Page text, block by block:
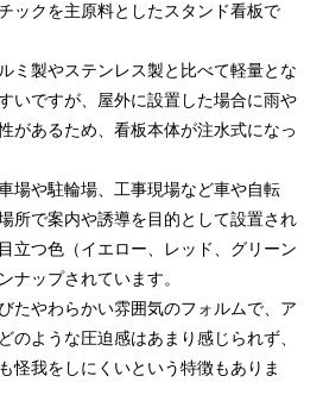
ックを主原料としたスタンド看板で
ミ製やステンレス製と比べて軽量とな
いですが、屋外に設置した場合に雨や
があるため、看板本体が注水式になっ
場や駐輪場、工事現場など車や自転
所で案内や誘導を目的として設置され
立つ色（イエロー、レッド、グリーン
ナップされています。
たやわらかい雰囲気のフォルムで、ア
のような圧迫感はあまり感じられず、
怪我をしにくいという特徴もありま